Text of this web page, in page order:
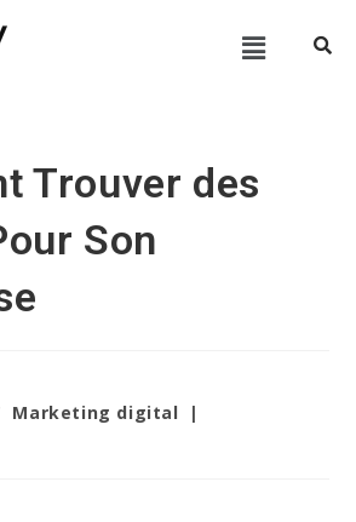
Trouver des
Son
Marketing digital